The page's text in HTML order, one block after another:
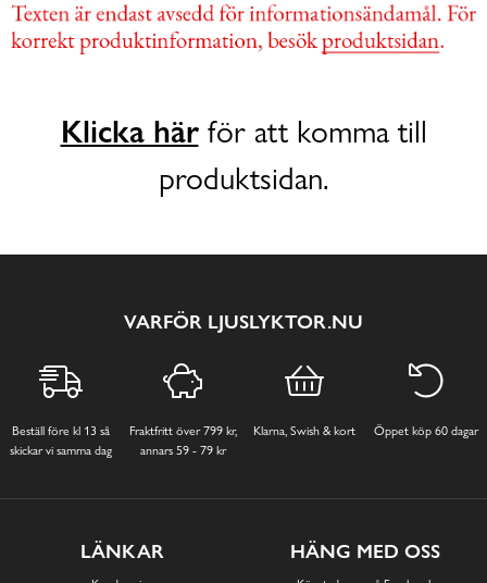
Klicka härför att komma till
produktsidan.
VARFÖR LJUSLYKTOR.NU
Beställ före kl 13 så
skickar vi samma dag
Fraktfritt över 799 kr,
annars 59 - 79 kr
Klarna, Swish & kort Öppet köp 60 dagar
LÄNKAR HÄNG MED OSS